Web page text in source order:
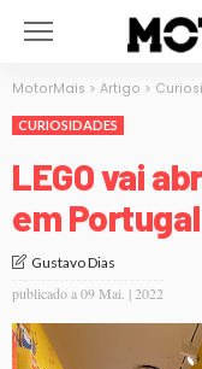
MotorMais > Artigo >
CURIOSIDADES
LEGO vai
em
Gustavo Dias
publicado a09 Mai. | 2022